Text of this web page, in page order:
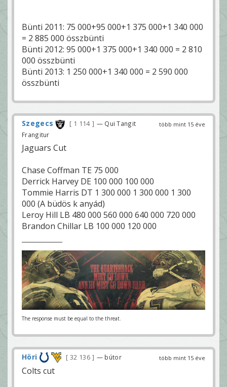
Bünti 2011: 75 000+95 000+1 375 000+1 340 000
= 2 885 000 összbünti
Bünti 2012: 95 000+1 375 000+1 340 000 = 2 810
000 összbünti
Bünti 2013: 1 250 000+1 340 000 = 2 590 000
összbünti
több mint 15 éve
Szegecs 1 114
— Qui Tangit
Frangitur
Jaguars Cut
Chase Coffman TE 75 000
Derrick Harvey DE 100 000 100 000
Tommie Harris DT 1 300 000 1 300 000 1 300
000 (A büdös k anyád)
Leroy Hill LB 480 000 560 000 640 000 720 000
Brandon Chillar LB 100 000 120 000
The response must be equal to the threat.
több mint 15 éve
Höri 32 136 — bútor
Colts cut